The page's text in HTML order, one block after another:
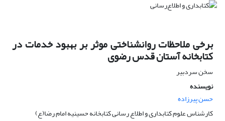
برخی ملاحظات روانشناختی موثر بر بهبود خدمات در
کتابخانه آستان قدس رضوی
سخن سردبیر
نویسنده
حسن پیرزاده
کارشناس علوم کتابداری و اطلاع رسانی کتابخانه حسینیه امام رضا(ع)